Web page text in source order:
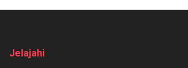
Jelajahi